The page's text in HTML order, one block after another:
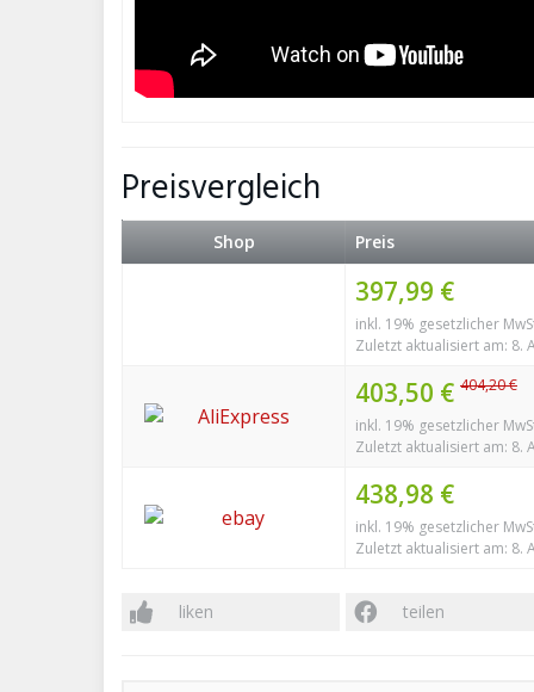
Preisvergleich
Shop Preis
397,99 €
inkl. 19% gesetzlicher
Zuletzt aktualisiert am: 8.
403,50 € 404,20 €
inkl. 19% gesetzlicher
Zuletzt aktualisiert am: 8.
438,98 €
inkl. 19% gesetzlicher
Zuletzt aktualisiert am: 8.
liken teilen